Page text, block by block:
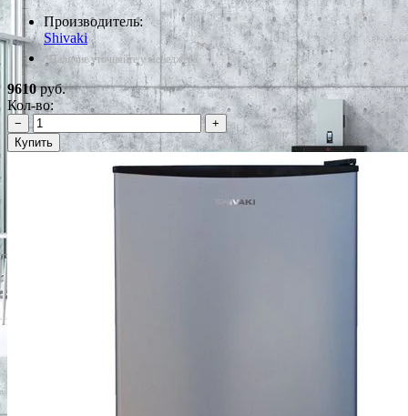
Производитель:
Shivaki
*Наличие уточняйте у менеджера
9610руб.
Кол-во:
−
+
Купить